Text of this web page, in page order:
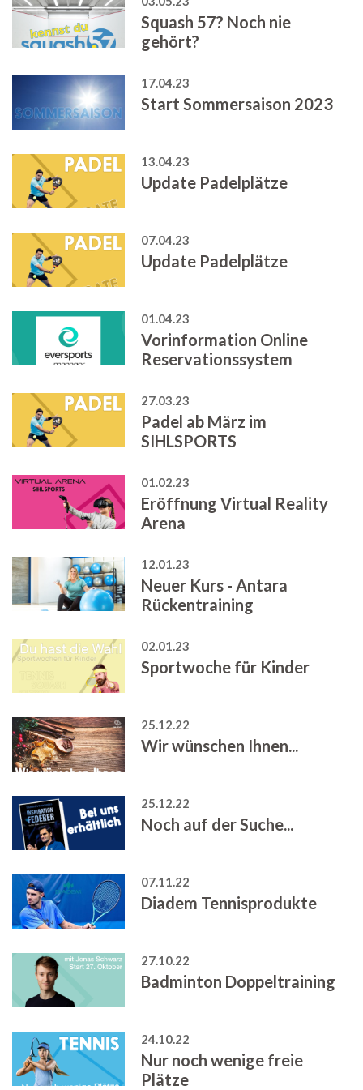
Squash 57? Noch nie
gehört?
17.04.23
Start Sommersaison 2023
13.04.23
Update Padelplätze
07.04.23
Update Padelplätze
01.04.23
Vorinformation Online
Reservationssystem
27.03.23
Padel ab März im
SIHLSPORTS
01.02.23
Eröffnung Virtual Reality
Arena
12.01.23
Neuer Kurs - Antara
Rückentraining
02.01.23
Sportwoche für Kinder
25.12.22
Wir wünschen Ihnen...
25.12.22
Noch auf der Suche...
07.11.22
Diadem Tennisprodukte
27.10.22
Badminton Doppeltraining
24.10.22
Nur noch wenige freie
Plätze